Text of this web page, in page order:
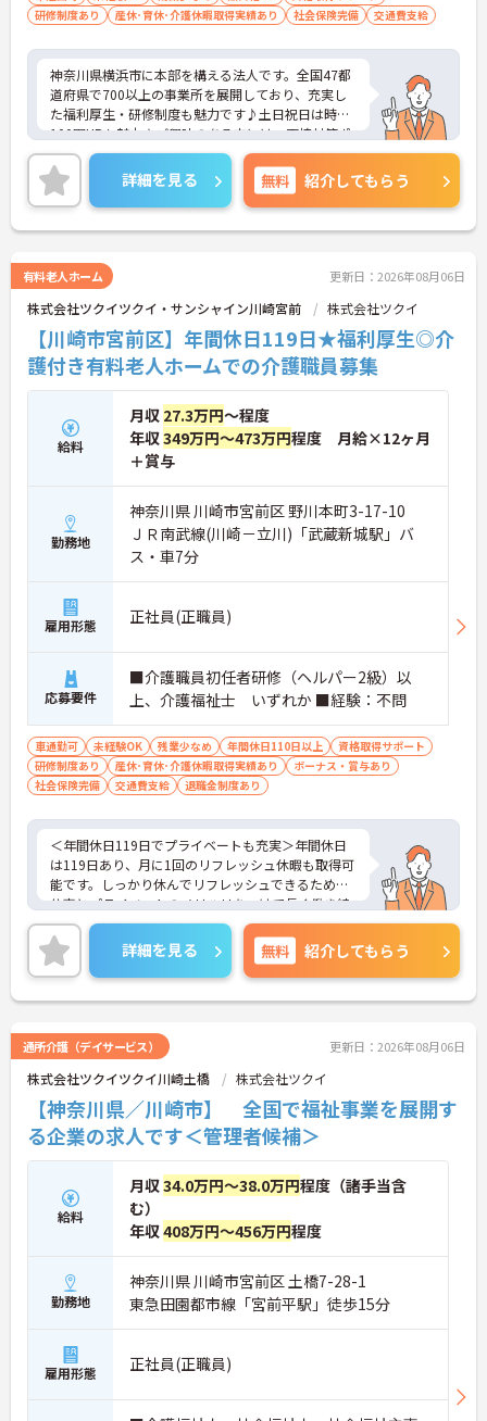
研修制度あり
産休･育休･介護休暇取得実績あり 社会保険完備 交通費支給
神奈川県横浜市に本部を構える法人です。全国47都
道府県で700以上の事業所を展開しており、充実し
た福利厚生・研修制度も魅力です♪土日祝日は時給
100円UPも魅力★ご興味のある方には、面接対策ポ
イントなど、さらに詳細をお話しいたしますのでお
気軽にご相談ください！
詳細を見る 無料 紹介してもらう
有料老人ホーム 更新日：2026年08月06日
株式会社ツクイツクイ・サンシャイン川崎宮前 株式会社ツクイ
【川崎市宮前区】年間休日119日★福利厚生◎介
護付き有料老人ホームでの介護職員募集
給料
月収 27.3万円～程度
年収349万円～473万円程度 月給×12ヶ月
＋賞与
勤務地
神奈川県 川崎市宮前区 野川本町3-17-10
ＪＲ南武線(川崎－立川)「武蔵新城駅」バ
ス・車7分
雇用形態 正社員(正職員)
応募要件
■介護職員初任者研修（ヘルパー2級）以
上、介護福祉士 いずれか ■経験：不問
車通勤可 未経験OK 残業少なめ 年間休日110日以上
資格取得サポート
研修制度あり
産休･育休･介護休暇取得実績あり
ボーナス・賞与あり
社会保険完備
交通費支給 退職金制度あり
＜年間休日119日でプライベートも充実＞年間休日
は119日あり、月に1回のリフレッシュ休暇も取得可
能です。しっかり休んでリフレッシュできるため、
仕事とプライベートのメリハリをつけて長く働き続
けられます。ワークライフバランスを重視したい方
にも安心の環境です。
＜スマホ・インカム活用でスマートなケアを実現＞
記録や情報共有にスマートフォンを活用し、業務の
効率化を積極的に進めています。インカムを使えば
の抜け漏れを防ぐことができます。事務作業の負担
を減らすことで、利用者様との対話や「人にしかで
きないぬくもりのケア」に集中できる環境を整えて
います。新しい技術を取り入れながら、質の高いサ
ービスを目指しています。
詳細を見る 無料 紹介してもらう
通所介護（デイサービス） 更新日：2026年08月06日
株式会社ツクイツクイ川崎土橋 株式会社ツクイ
【神奈川県／川崎市】 全国で福祉事業を展開す
る企業の求人です＜管理者候補＞
給料
月収34.0万円～38.0万円程度（諸手当含
む）
年収408万円～456万円程度
勤務地
神奈川県 川崎市宮前区 土橋7-28-1
東急田園都市線「宮前平駅」徒歩15分
雇用形態 正社員(正職員)